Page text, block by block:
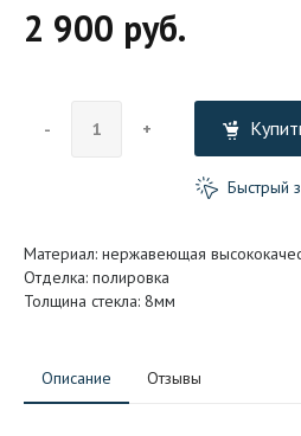
2 900 руб.
- +
Быстрый
Материал: нержавеющая
Отделка: полировка
Толщина стекла: 8мм
Описание Отзывы